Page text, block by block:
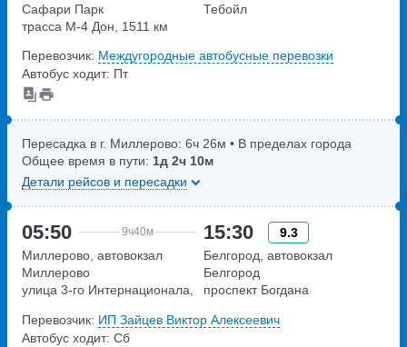
Сафари Парк
трасса М-4 Дон, 1511 км
Тебойл
Перевозчик: Междугородные автобусные перевозки
Автобус ходит: Пт
05:50 9ч40м
Миллерово, автовокзал
Миллерово
улица 3-го Интернационала,
15:30
9.3
Белгород, автовокзал
Белгород
проспект Богдана
Перевозчик: ИП Зайцев Виктор Алексеевич
Автобус ходит: Сб
Пересадка в г. Миллерово: 6ч 26м • В пределах города
Общее время в пути: 1д 2ч 10м
Детали рейсов и пересадки